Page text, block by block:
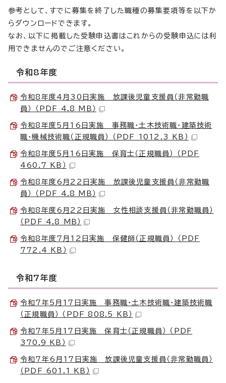
参考として、すでに募集を終了した職種の募集要項等を以下か
らダウンロードできます。
なお、以下に掲載した受験申込書はこれからの受験申込には利
用できませんのでご注意ください。
令和8年度
令和8年度4月30日実施 放課後児童支援員（非常勤職
員） （PDF 4.8 MB）
令和8年度5月16日実施 事務職・土木技術職・建築技術
職・機械技術職（正規職員） （PDF 1012.3 KB）
令和8年度5月16日実施 保育士（正規職員） （PDF
460.7 KB）
令和8年度6月22日実施 放課後児童支援員（非常勤職
員） （PDF 4.8 MB）
令和8年度6月22日実施 女性相談支援員（非常勤職員）
（PDF 4.8 MB）
令和8年度7月12日実施 保健師（正規職員） （PDF
772.4 KB）
令和7年度
令和7年5月17日実施 事務職・土木技術職・建築技術職
（正規職員） （PDF 808.5 KB）
令和7年5月17日実施 保育士（正規職員） （PDF
370.9 KB）
令和7年6月17日実施 放課後児童支援員（非常勤職員）
（PDF 601.1 KB）